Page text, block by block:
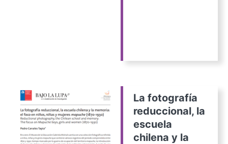
La fotografía
reduccional, la
escuela
chilena y la